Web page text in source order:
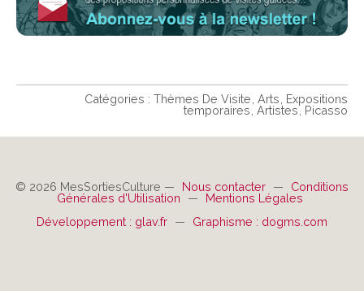
Catégories : Thèmes De Visite Arts Expositions
temporaires Artistes Picasso
© 2026 MesSortiesCulture — Nous contacter —
Conditions
Générales d'Utilisation
—
Mentions Légales
Développement : glav.fr — Graphisme : dogms.com